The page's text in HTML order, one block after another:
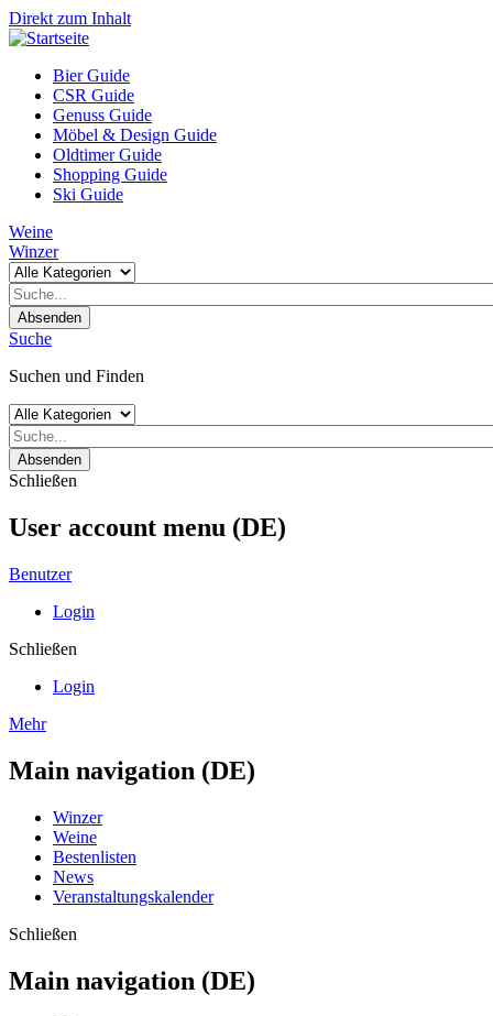
Direkt zum Inhalt
Bier Guide
CSR Guide
Genuss Guide
Möbel & Design Guide
Oldtimer Guide
Shopping Guide
Ski Guide
Weine
Winzer
Absenden
Suche
Suchen und Finden
Absenden
Schließen
User account menu (DE)
Benutzer
Login
Schließen
Login
Mehr
Main navigation (DE)
Winzer
Weine
Bestenlisten
News
Veranstaltungskalender
Schließen
Main navigation (DE)